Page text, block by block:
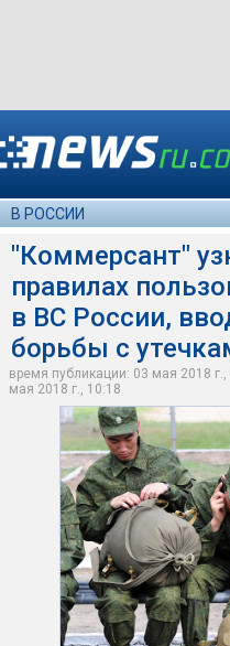
В РОССИИ
"Коммерсант"
правилах
в ВС России,
борьбы с
время публикации: 03 мая 2018
мая 2018 г., 10:18